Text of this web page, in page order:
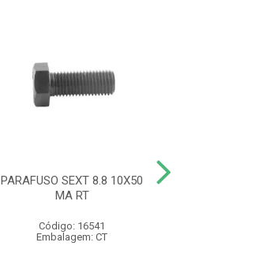
PARAFUSO SEXT 8.8 10X50
MA RT
Código: 16541
Embalagem: CT